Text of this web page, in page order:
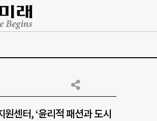
센터, ‘윤리적 패션과 도시